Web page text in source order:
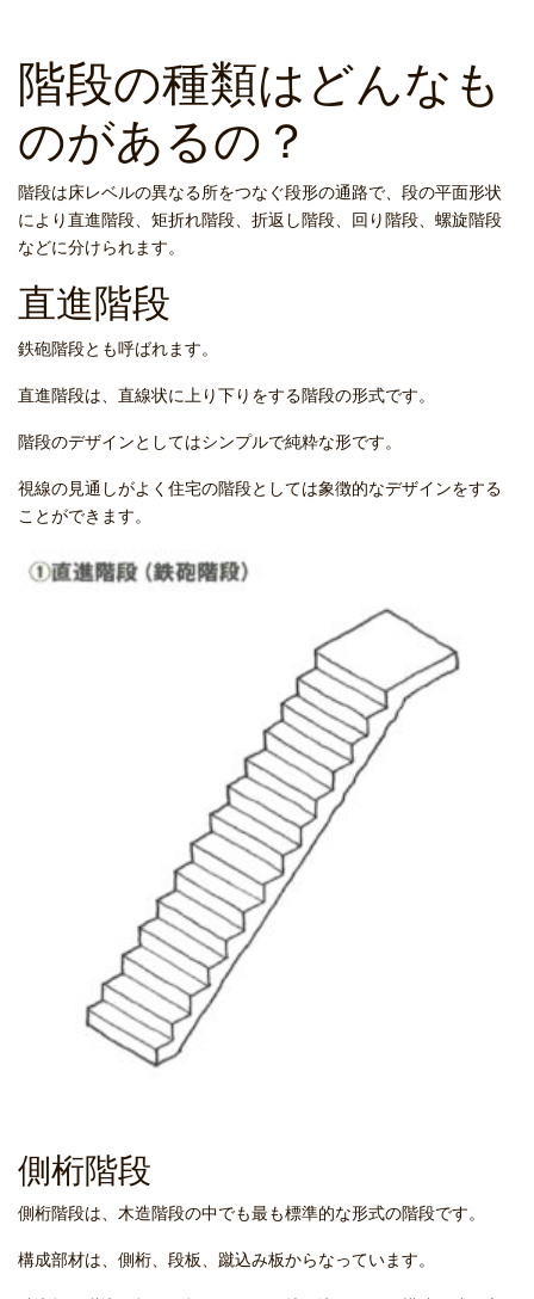
階段の種類はどんなも
のがあるの？
階段は床レベルの異なる所をつなぐ段形の通路で、段の平面形状
により直進階段、矩折れ階段、折返し階段、回り階段、螺旋階段
などに分けられます。
直進階段
鉄砲階段とも呼ばれます。
直進階段は、直線状に上り下りをする階段の形式です。
階段のデザインとしてはシンプルで純粋な形です。
視線の見通しがよく住宅の階段としては象徴的なデザインをする
ことができます。
側桁階段
側桁階段は、木造階段の中でも最も標準的な形式の階段です。
構成部材は、側桁、段板、蹴込み板からなっています。